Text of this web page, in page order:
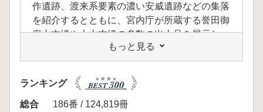
作遺跡、渡来系要素の濃い安威遺跡などの集落
を紹介するとともに、宮内庁が所蔵する誉田御
廟山古墳や大山古墳の多数の出土品を展示し、
5世紀の大王墓との比較・検討をとおして、6世
紀に三島の地に大王墓・今城塚古墳が築かれる
に至る前史をさぐります。
【目次】
巻頭論考
もっと見る
ランキング
総合
186番 / 124,819冊